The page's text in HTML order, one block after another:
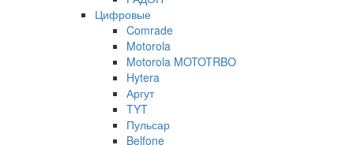
Цифровые
Comrade
Motorola
Motorola MOTOTRBO
Hytera
Аргут
TYT
Пульсар
Belfone